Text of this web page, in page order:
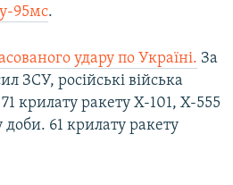
95мс.
удару по Україні. За
ЗСУ, російські війська
крилату ракету Х-101, Х-555
доби. 61 крилату ракету